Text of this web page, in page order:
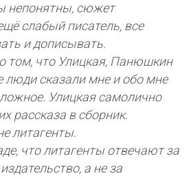
непонятны, сюжет
слабый писатель, все
и дописывать.
том, что Улицкая, Панюшкин
люди сказали мне и обо мне
Улицкая самолично
рассказа в сборник.
литагенты.
что литагенты отвечают за
а не за